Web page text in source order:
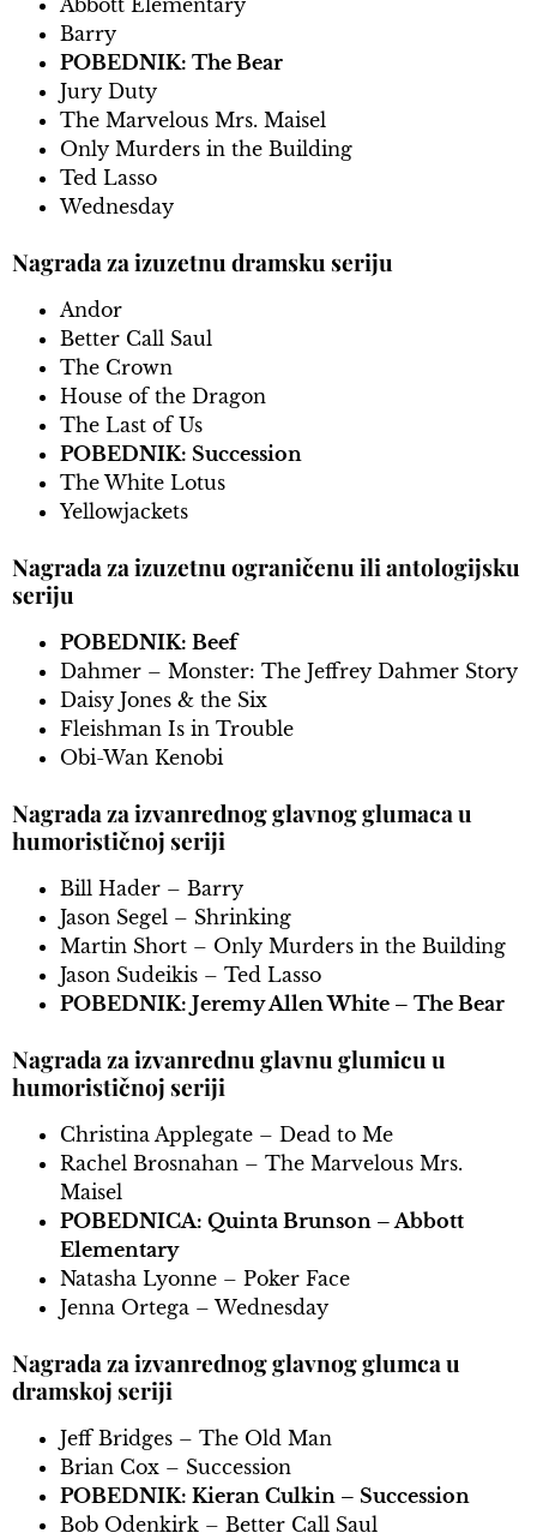
Abbott Elementary
Barry
POBEDNIK: The Bear
Jury Duty
The Marvelous Mrs. Maisel
Only Murders in the Building
Ted Lasso
Wednesday
Nagrada za izuzetnu dramsku seriju
Andor
Better Call Saul
The Crown
House of the Dragon
The Last of Us
POBEDNIK: Succession
The White Lotus
Yellowjackets
Nagrada za izuzetnu ograničenu ili antologijsku
seriju
POBEDNIK: Beef
Dahmer – Monster: The Jeffrey Dahmer Story
Daisy Jones & the Six
Fleishman Is in Trouble
Obi-Wan Kenobi
Nagrada za izvanrednog glavnog glumaca u
humorističnoj seriji
Bill Hader – Barry
Jason Segel – Shrinking
Martin Short – Only Murders in the Building
Jason Sudeikis – Ted Lasso
POBEDNIK: Jeremy Allen White – The Bear
Nagrada za izvanrednu glavnu glumicu u
humorističnoj seriji
Christina Applegate – Dead to Me
Rachel Brosnahan – The Marvelous Mrs.
Maisel
POBEDNICA: Quinta Brunson – Abbott
Elementary
Natasha Lyonne – Poker Face
Jenna Ortega – Wednesday
Nagrada za izvanrednog glavnog glumca u
dramskoj seriji
Jeff Bridges – The Old Man
Brian Cox – Succession
POBEDNIK: Kieran Culkin – Succession
Bob Odenkirk – Better Call Saul